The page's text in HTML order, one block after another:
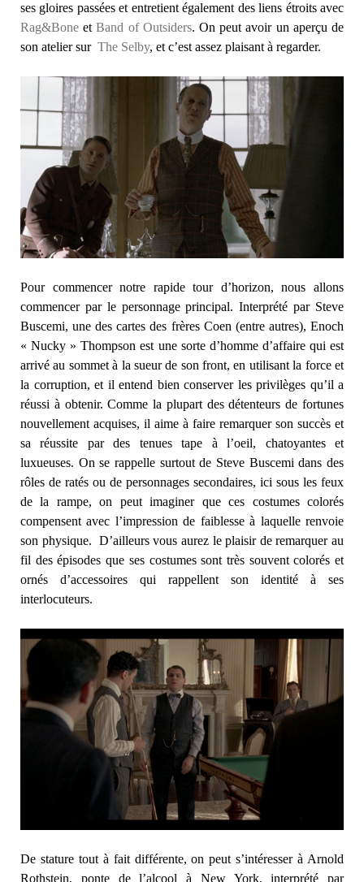
ses gloires passées et entretient également des liens étroits avec
Rag&Bone etBand of Outsiders. On peut avoir un aperçu de
son atelier sur The Selby, et c’est assez plaisant à regarder.
Pour commencer notre rapide tour d’horizon, nous allons
commencer par le personnage principal. Interprété par Steve
Buscemi, une des cartes des frères Coen (entre autres), Enoch
« Nucky » Thompson est une sorte d’homme d’affaire qui est
arrivé au sommet à la sueur de son front, en utilisant la force et
la corruption, et il entend bien conserver les privilèges qu’il a
réussi à obtenir. Comme la plupart des détenteurs de fortunes
nouvellement acquises, il aime à faire remarquer son succès et
sa réussite par des tenues tape à l’oeil, chatoyantes et
luxueuses. On se rappelle surtout de Steve Buscemi dans des
rôles de ratés ou de personnages secondaires, ici sous les feux
de la rampe, on peut imaginer que ces costumes colorés
compensent avec l’impression de faiblesse à laquelle renvoie
son physique. D’ailleurs vous aurez le plaisir de remarquer au
fil des épisodes que ses costumes sont très souvent colorés et
ornés d’accessoires qui rappellent son identité à ses
interlocuteurs.
De stature tout à fait différente, on peut s’intéresser à Arnold
Rothstein, ponte de l’alcool à New York, interprété par